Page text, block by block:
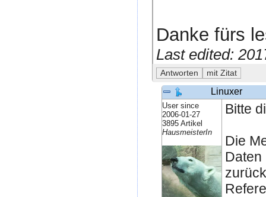
Danke fürs
Last edited:
Linuxer
User since
2006-01-27
3895 Artikel
HausmeisterIn
Bitte
Die
Daten